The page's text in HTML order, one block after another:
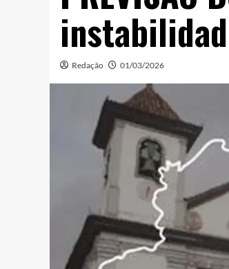
Redação 01/03/2026